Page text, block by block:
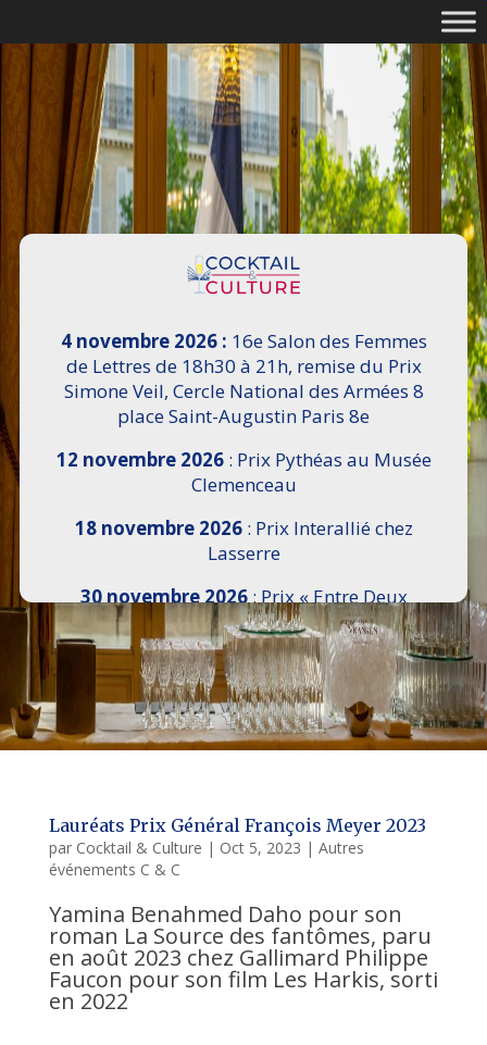
4 novembre 2026 : 16e Salon des Femmes
de Lettres de 18h30 à 21h, remise du Prix
Simone Veil, Cercle National des Armées 8
place Saint-Augustin Paris 8e
12 novembre 2026: Prix Pythéas au Musée
Clemenceau
18 novembre 2026: Prix Interallié chez
Lasserre
30 novembre 2026: Prix « Entre Deux
Rives » I Scemi Astutti au Sénat
7 décembre 2026 :16e Salon de l’Histoire de
18h30 à 21h, remise du Prix du Guesclin,
Cercle National des Armées 8 place Saint-
Augustin Paris 8e
Pomereu
Lauréats Prix Général François Meyer 2023
par Cocktail & Culture | Oct 5, 2023 | Autres
événements C & C
Yamina Benahmed Daho pour son
roman La Source des fantômes, paru
en août 2023 chez Gallimard Philippe
Faucon pour son film Les Harkis, sorti
en 2022